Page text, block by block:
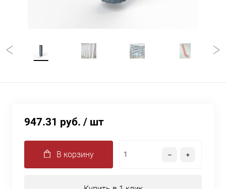
947.31 руб. / шт
В корзину